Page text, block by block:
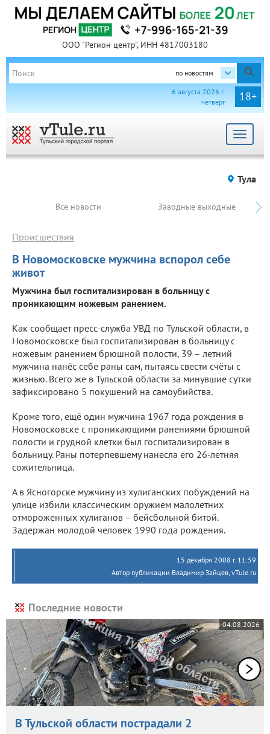
ООО "Регион центр", ИНН 4817003180
по новостям
18+
6 августа 2026 г.
четверг
Toggle
Тула
Все новости Заводные выходные
В Новомосковске мужчина вспорол себе
живот
Происшествия
Мужчина был госпитализирован в больницу с
проникающим ножевым ранением.
Как сообщает пресс-служба УВД по Тульской области, в
Новомосковске был госпитализирован в больницу с
ножевым ранением брюшной полости, 39 – летний
мужчина нанёс себе раны сам, пытаясь свести счёты с
жизнью. Всего же в Тульской области за минувшие сутки
зафиксировано 5 покушений на самоубийства.
Кроме того, ещё один мужчина 1967 года рождения в
Новомосковске с проникающими ранениями брюшной
полости и грудной клетки был госпитализирован в
больницу. Раны потерпевшему нанесла его 26-летняя
сожительница.
А в Ясногорске мужчину из хулиганских побуждений на
улице избили классическим оружием малолетних
отмороженных хулиганов – бейсбольной битой.
Задержан молодой человек 1990 года рождения.
15 декабря 2008 г. 11:59
Автор публикации Владимир Зайцев, vTule.ru
Последние новости
04.08.2026
В Тульской области пострадали 2